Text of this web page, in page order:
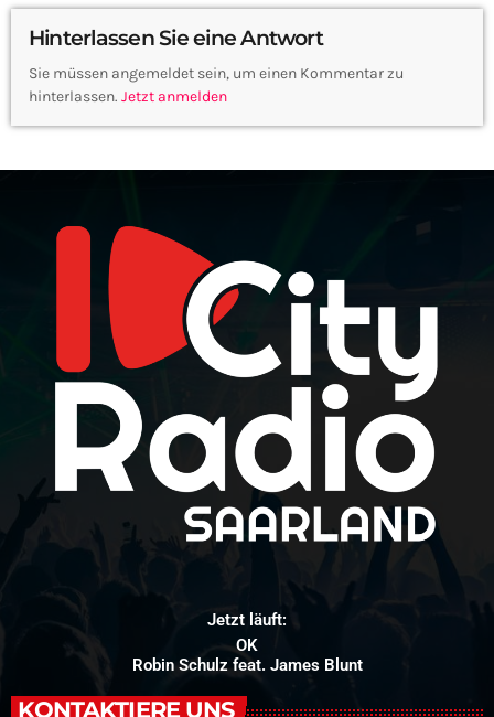
Hinterlassen Sie eine Antwort
Sie müssen angemeldet sein, um einen Kommentar zu
hinterlassen. Jetzt anmelden
Jetzt läuft:
OK
Robin Schulz feat. James Blunt
KONTAKTIERE UNS